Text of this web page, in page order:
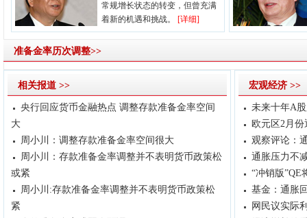
常规增长状态的转变，但曾充满
着新的机遇和挑战。 [详细]
准备金率历次调整>>
相关报道 >>
央行回应货币金融热点 调整存款准备金率空间
大
周小川：调整存款准备金率空间很大
周小川：存款准备金率调整并不表明货币政策松
或紧
周小川:存款准备金率调整并不表明货币政策松
紧
宏观经济 >>
未来十年A
欧元区2月
观察评论：
通胀压力不
“冲销版”QE
基金：通胀
网民议实际